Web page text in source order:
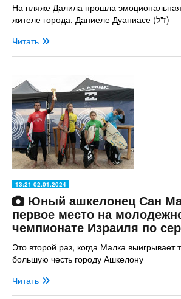
На пляже Далила прошла
жителе города, Даниеле Дуаниасе (ז"ל)
Читать
13:21 02.01.2024
Юный ашкелонец Сан
первое место на
чемпионате Израиля по
Это второй раз, когда Малка выигрывает
большую честь городу Ашкелону
Читать